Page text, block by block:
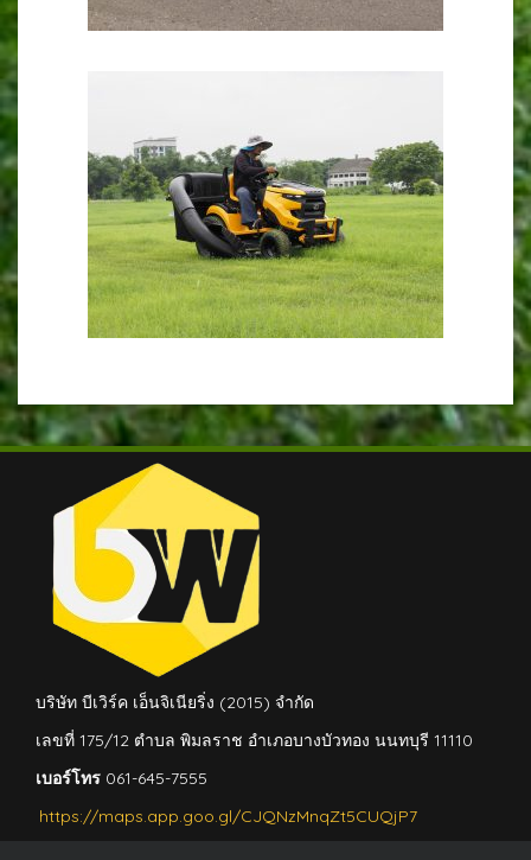
บริษัท บีเวิร์ค เอ็นจิเนียริ่ง (2015) จำกัด
เลขที่ 175/12 ตำบล พิมลราช อำเภอบางบัวทอง นนทบุรี 11110
เบอร์โทร 061-645-7555
https://maps.app.goo.gl/CJQNzMnqZt5CUQjP7